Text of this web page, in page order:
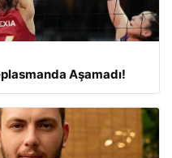
Aşamadı!